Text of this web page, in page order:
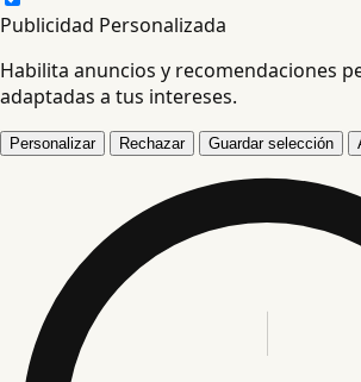
Publicidad Personalizada
Habilita anuncios y recomendaciones
adaptadas a tus intereses.
Personalizar Rechazar Guardar selección